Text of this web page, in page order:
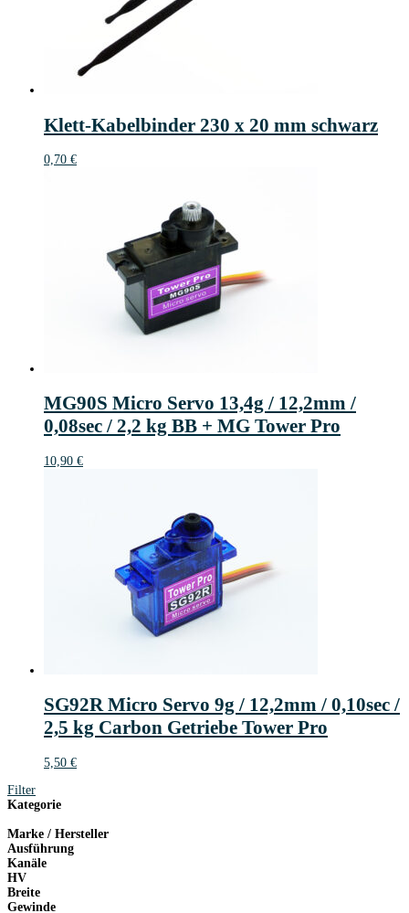
Klett-Kabelbinder 230 x 20 mm schwarz
0,70 €
MG90S Micro Servo 13,4g / 12,2mm /
0,08sec / 2,2 kg BB + MG Tower Pro
10,90 €
SG92R Micro Servo 9g / 12,2mm / 0,10sec /
2,5 kg Carbon Getriebe Tower Pro
5,50 €
Filter
Kategorie
Marke / Hersteller
Ausführung
Kanäle
HV
Breite
Gewinde